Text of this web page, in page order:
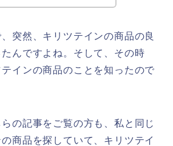
突然、キリツテインの商品の良
んですよね。そして、その時
インの商品のことを知ったので
の記事をご覧の方も、私と同じ
商品を探していて、キリツテイ